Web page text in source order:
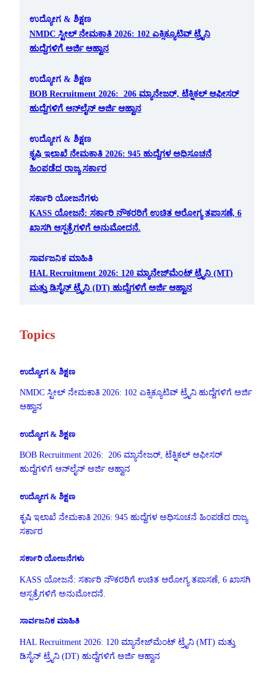
ಉದ್ಯೋಗ & ಶಿಕ್ಷಣ
NMDC ಸ್ಟೀಲ್ ನೇಮಕಾತಿ 2026: 102 ಎಕ್ಸಿಕ್ಯೂಟಿವ್ ಟ್ರೈನಿ
ಹುದ್ದೆಗಳಿಗೆ ಅರ್ಜಿ ಆಹ್ವಾನ
ಉದ್ಯೋಗ & ಶಿಕ್ಷಣ
BOB Recruitment 2026: 206 ಮ್ಯಾನೇಜರ್, ಟೆಕ್ನಿಕಲ್ ಆಫೀಸರ್
ಹುದ್ದೆಗಳಿಗೆ ಆನ್‌ಲೈನ್ ಅರ್ಜಿ ಆಹ್ವಾನ
ಉದ್ಯೋಗ & ಶಿಕ್ಷಣ
ಕೃಷಿ ಇಲಾಖೆ ನೇಮಕಾತಿ 2026: 945 ಹುದ್ದೆಗಳ ಅಧಿಸೂಚನೆ
ಹಿಂಪಡೆದ ರಾಜ್ಯ ಸರ್ಕಾರ
ಸರ್ಕಾರಿ ಯೋಜನೆಗಳು
KASS ಯೋಜನೆ: ಸರ್ಕಾರಿ ನೌಕರರಿಗೆ ಉಚಿತ ಆರೋಗ್ಯ ತಪಾಸಣೆ, 6
ಖಾಸಗಿ ಆಸ್ಪತ್ರೆಗಳಿಗೆ ಅನುಮೋದನೆ.
ಸಾರ್ವಜನಿಕ ಮಾಹಿತಿ
HAL Recruitment 2026: 120 ಮ್ಯಾನೇಜ್‌ಮೆಂಟ್ ಟ್ರೈನಿ (MT)
ಮತ್ತು ಡಿಸೈನ್ ಟ್ರೈನಿ (DT) ಹುದ್ದೆಗಳಿಗೆ ಅರ್ಜಿ ಆಹ್ವಾನ
Topics
ಉದ್ಯೋಗ & ಶಿಕ್ಷಣ
NMDC ಸ್ಟೀಲ್ ನೇಮಕಾತಿ 2026: 102 ಎಕ್ಸಿಕ್ಯೂಟಿವ್ ಟ್ರೈನಿ ಹುದ್ದೆಗಳಿಗೆ ಅರ್ಜಿ
ಆಹ್ವಾನ
ಉದ್ಯೋಗ & ಶಿಕ್ಷಣ
BOB Recruitment 2026: 206 ಮ್ಯಾನೇಜರ್, ಟೆಕ್ನಿಕಲ್ ಆಫೀಸರ್
ಹುದ್ದೆಗಳಿಗೆ ಆನ್‌ಲೈನ್ ಅರ್ಜಿ ಆಹ್ವಾನ
ಉದ್ಯೋಗ & ಶಿಕ್ಷಣ
ಕೃಷಿ ಇಲಾಖೆ ನೇಮಕಾತಿ 2026: 945 ಹುದ್ದೆಗಳ ಅಧಿಸೂಚನೆ ಹಿಂಪಡೆದ ರಾಜ್ಯ
ಸರ್ಕಾರ
ಸರ್ಕಾರಿ ಯೋಜನೆಗಳು
KASS ಯೋಜನೆ: ಸರ್ಕಾರಿ ನೌಕರರಿಗೆ ಉಚಿತ ಆರೋಗ್ಯ ತಪಾಸಣೆ, 6 ಖಾಸಗಿ
ಆಸ್ಪತ್ರೆಗಳಿಗೆ ಅನುಮೋದನೆ.
ಸಾರ್ವಜನಿಕ ಮಾಹಿತಿ
HAL Recruitment 2026: 120 ಮ್ಯಾನೇಜ್‌ಮೆಂಟ್ ಟ್ರೈನಿ (MT) ಮತ್ತು
ಡಿಸೈನ್ ಟ್ರೈನಿ (DT) ಹುದ್ದೆಗಳಿಗೆ ಅರ್ಜಿ ಆಹ್ವಾನ